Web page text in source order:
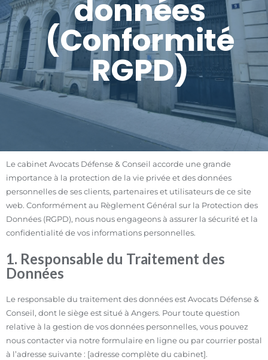
données
(Conformité
RGPD)
Le cabinet Avocats Défense & Conseil accorde une grande
importance à la protection de la vie privée et des données
personnelles de ses clients, partenaires et utilisateurs de ce site
web. Conformément au Règlement Général sur la Protection des
Données (RGPD), nous nous engageons à assurer la sécurité et la
confidentialité de vos informations personnelles.
1. Responsable du Traitement des
Données
Le responsable du traitement des données est Avocats Défense &
Conseil, dont le siège est situé à Angers. Pour toute question
relative à la gestion de vos données personnelles, vous pouvez
nous contacter via notre formulaire en ligne ou par courrier postal
à l’adresse suivante : [adresse complète du cabinet].